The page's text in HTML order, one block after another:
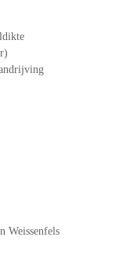
Weissenfels